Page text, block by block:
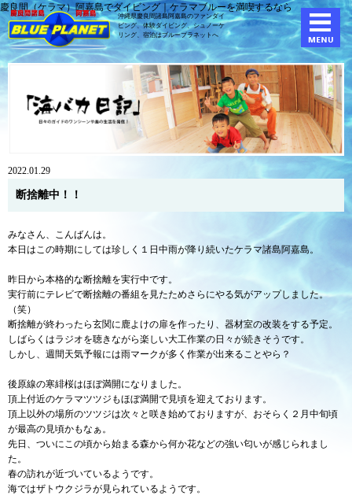
慶良間（ケラマ）阿嘉島でダイビング｜ケラマブルーを満喫するなら
沖縄県慶良間諸島阿嘉島のファンダイ
ビング、体験ダイビング、シュノーケ
リング、宿泊はブループラネットへ
2022.01.29
断捨離中！！
みなさん、こんばんは。
本日はこの時期にしては珍しく１日中雨が降り続いたケラマ諸島阿嘉島。
昨日から本格的な断捨離を実行中です。
実行前にテレビで断捨離の番組を見たためさらにやる気がアップしました。
（笑）
断捨離が終わったら玄関に鹿よけの扉を作ったり、器材室の改装をする予定。
しばらくはラジオを聴きながら楽しい大工作業の日々が続きそうです。
しかし、週間天気予報には雨マークが多く作業が出来ることやら？
後原線の寒緋桜はほぼ満開になりました。
頂上付近のケラマツツジもほぼ満開で見頃を迎えております。
頂上以外の場所のツツジは次々と咲き始めておりますが、おそらく２月中旬頃
が最高の見頃かもなぁ。
先日、ついにこの頃から始まる森から何か花などの強い匂いが感じられまし
た。
春の訪れが近づいているようです。
海ではザトウクジラが見られているようです。